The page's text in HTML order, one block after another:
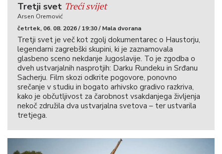
Tretji svet Treći svijet
Arsen Oremović
četrtek, 06. 08. 2026 / 19:30 / Mala dvorana
Tretji svet je več kot zgolj dokumentarec o Haustorju,
legendarni zagrebški skupini, ki je zaznamovala
glasbeno sceno nekdanje Jugoslavije. To je zgodba o
dveh ustvarjalnih nasprotjih: Darku Rundeku in Srđanu
Sacherju. Film skozi odkrite pogovore, ponovno
srečanje v studiu in bogato arhivsko gradivo razkriva,
kako je občutljivost za čarobnost vsakdanjega življenja
nekoč združila dva ustvarjalna svetova – ter ustvarila
tretjega.